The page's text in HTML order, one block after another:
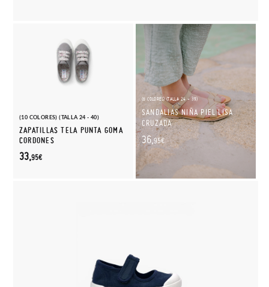
(10 COLORES) (TALLA 24 - 40)
ZAPATILLAS TELA PUNTA GOMA
CORDONES
33,95€
(6 COLORES) (TALLA 24 - 39)
SANDALIAS NIÑA PIEL LISA
CRUZADA
36, 95€